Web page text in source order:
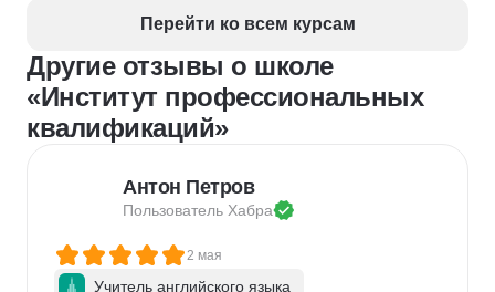
Бухгалтерская отчетность
Перейти ко всем курсам
Другие отзывы о школе
«Институт профессиональных
квалификаций»
Антон Петров
Пользователь Хабра
2 мая
Учитель английского языка